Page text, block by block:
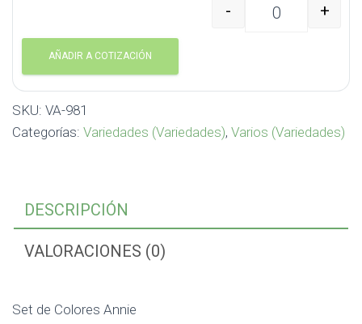
Set de Colores Annie
- +
AÑADIR A COTIZACIÓN
SKU: VA-981
Categorías: Variedades (Variedades), Varios (Variedades)
DESCRIPCIÓN
VALORACIONES (0)
Set de Colores Annie